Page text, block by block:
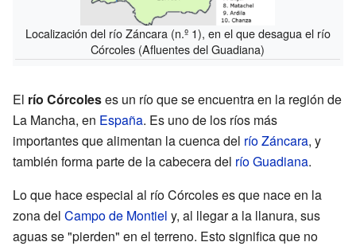
Localización del río Záncara (n.º 1), en el que desagua el río
Córcoles (Afluentes del Guadiana)
El río Córcoleses un río que se encuentra en la región de
La Mancha, en España. Es uno de los ríos más
importantes que alimentan la cuenca del río Záncara, y
también forma parte de la cabecera del río Guadiana.
Lo que hace especial al río Córcoles es que nace en la
zona del Campo de Montiel y, al llegar a la llanura, sus
aguas se "pierden" en el terreno. Esto significa que no